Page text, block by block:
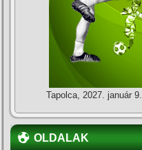
Tapolca, 2027. január 9.
OLDALAK